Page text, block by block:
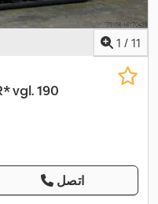
1 / 11
vgl. 190
اتصل